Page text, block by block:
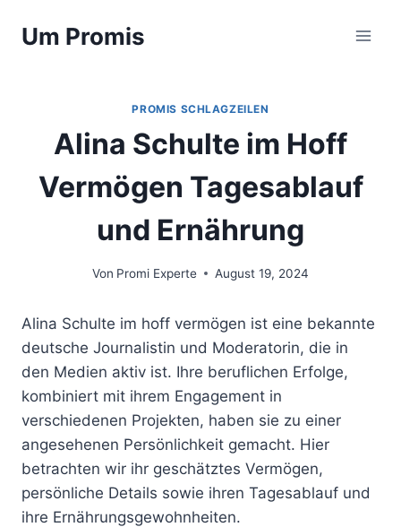
InhaltUm Promis
PROMIS SCHLAGZEILEN
Alina Schulte im Hoff
Vermögen Tagesablauf
und Ernährung
Von Promi Experte August 19, 2024
Alina Schulte im hoff vermögen ist eine bekannte
deutsche Journalistin und Moderatorin, die in
den Medien aktiv ist. Ihre beruflichen Erfolge,
kombiniert mit ihrem Engagement in
verschiedenen Projekten, haben sie zu einer
angesehenen Persönlichkeit gemacht. Hier
betrachten wir ihr geschätztes Vermögen,
persönliche Details sowie ihren Tagesablauf und
ihre Ernährungsgewohnheiten.